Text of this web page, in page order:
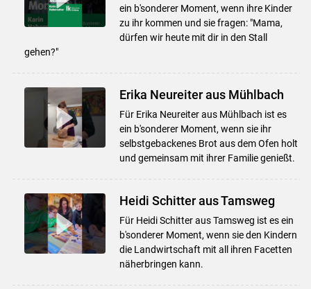
ein b'sonderer Moment, wenn ihre Kinder
zu ihr kommen und sie fragen: "Mama,
dürfen wir heute mit dir in den Stall
gehen?"
Erika Neureiter aus Mühlbach
Für Erika Neureiter aus Mühlbach ist es
ein b'sonderer Moment, wenn sie ihr
selbstgebackenes Brot aus dem Ofen holt
und gemeinsam mit ihrer Familie genießt.
Heidi Schitter aus Tamsweg
Für Heidi Schitter aus Tamsweg ist es ein
b'sonderer Moment, wenn sie den Kindern
die Landwirtschaft mit all ihren Facetten
näherbringen kann.